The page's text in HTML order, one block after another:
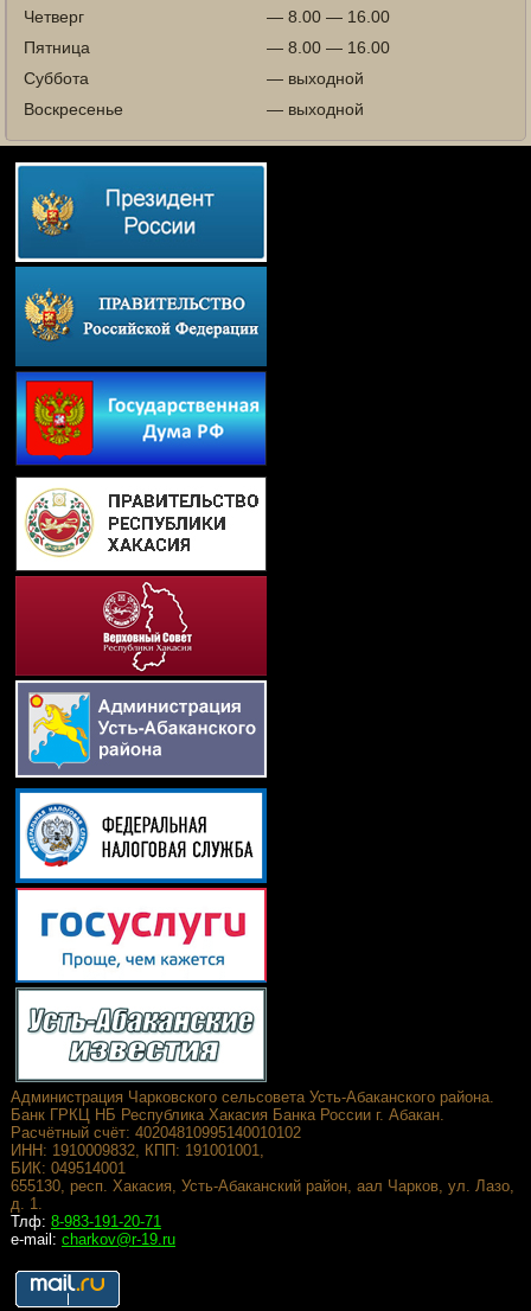
Четверг
— 8.00 — 16.00
Пятница
— 8.00 — 16.00
Суббота
— выходной
Воскресенье
— выходной
Администрация Чарковского сельсовета Усть-Абаканского района.
Банк ГРКЦ НБ Республика Хакасия Банка России г. Абакан.
Расчётный счёт: 40204810995140010102
ИНН: 1910009832, КПП: 191001001,
БИК: 049514001
655130, респ. Хакасия, Усть-Абаканский район, аал Чарков, ул. Лазо,
д. 1.
Тлф: 8-983-191-20-71
e-mail: charkov@r-19.ru